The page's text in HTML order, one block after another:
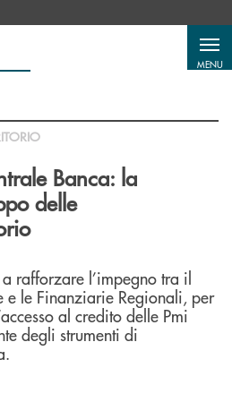
MENU
Banca: la
delle
rafforzare l’impegno tra il
e le Finanziarie Regionali, per
al credito delle Pmi
degli strumenti di